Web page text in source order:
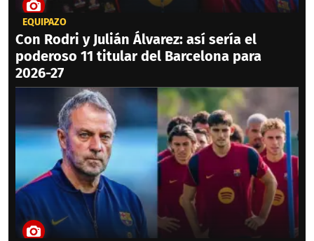
EQUIPAZO
Con Rodri y Julián Álvarez: así sería el
poderoso 11 titular del Barcelona para
2026-27